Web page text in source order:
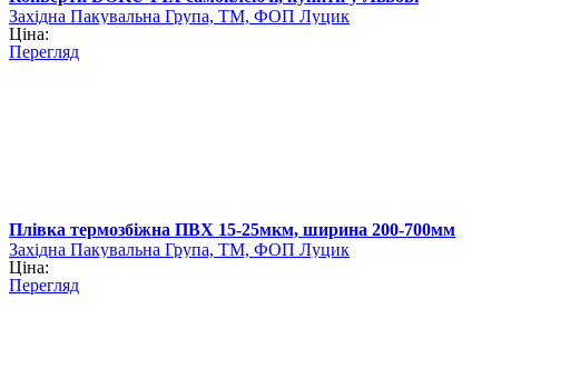
Західна Пакувальна Група, ТМ, ФОП Луцик
Ціна:
Перегляд
Плівка термозбіжна ПВХ 15-25мкм, ширина 200-700мм
Західна Пакувальна Група, ТМ, ФОП Луцик
Ціна:
Перегляд